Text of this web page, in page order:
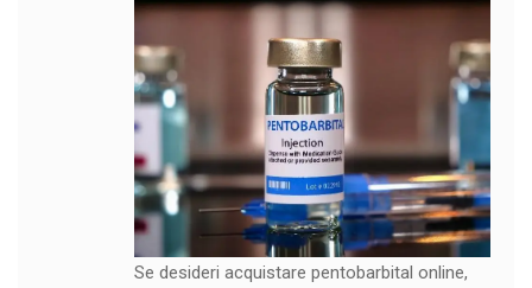
Se desideri acquistare pentobarbital online,